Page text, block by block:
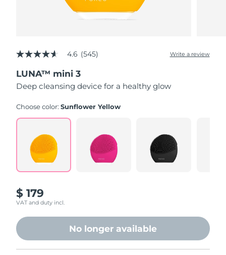
4.6
of
5
stars,
rating
Read
Reviews.
Same
page
4.6 (545) Write a review
LUNA™ mini 3
Deep cleansing device for a healthy glow
Choose color:Sunflower Yellow
$ 179
VAT and duty incl.
No longer available